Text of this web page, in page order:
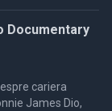
Documentary
cariera
James Dio,